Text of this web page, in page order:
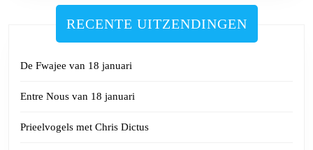
RECENTE UITZENDINGEN
De Fwajee van 18 januari
Entre Nous van 18 januari
Prieelvogels met Chris Dictus